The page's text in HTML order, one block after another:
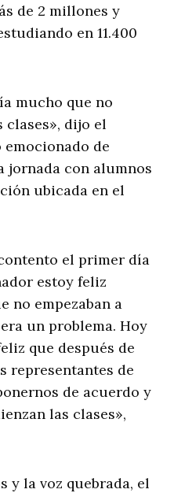
de 2 millones y
en 11.400
mucho que no
clases», dijo el
de
con alumnos
ubicada en el
el primer día
estoy feliz
no empezaban a
un problema. Hoy
que después de
representantes de
de acuerdo y
las clases»,
y la voz quebrada, el